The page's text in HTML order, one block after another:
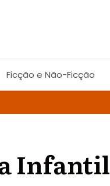
Ficção e Não-Ficção
Infantil